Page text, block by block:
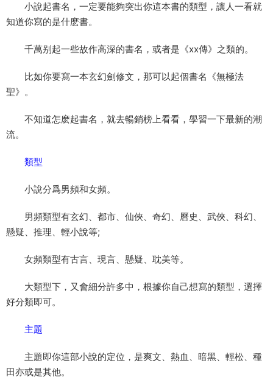
小說起書名，一定要能夠突出你這本書的類型，讓人一看就
知道你寫的是什麽書。
千萬别起一些故作高深的書名，或者是《xx傳》之類的。
比如你要寫一本玄幻劍修文，那可以起個書名《無極法
聖》。
不知道怎麽起書名，就去暢銷榜上看看，學習一下最新的潮
流。
類型
小說分爲男頻和女頻。
男頻類型有玄幻、都市、仙俠、奇幻、曆史、武俠、科幻、
懸疑、推理、輕小說等;
女頻類型有古言、現言、懸疑、耽美等。
大類型下，又會細分許多中，根據你自己想寫的類型，選擇
好分類即可。
主題
主題即你這部小說的定位，是爽文、熱血、暗黑、輕松、種
田亦或是其他。